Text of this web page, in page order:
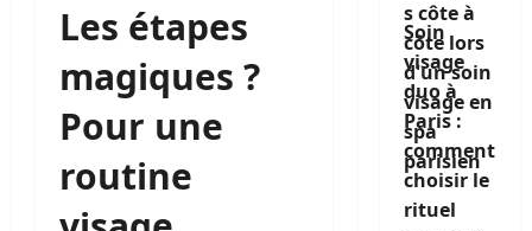
Les étapes
magiques ?
Pour une
routine
Soin
visage
duo à
Paris :
comment
choisir le
rituel